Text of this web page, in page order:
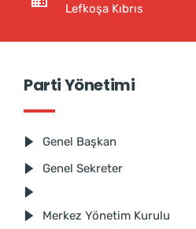
Lefkoşa Kıbrıs
Parti Yönetimi
Genel Başkan
Genel Sekreter
Merkez Yönetim Kurulu